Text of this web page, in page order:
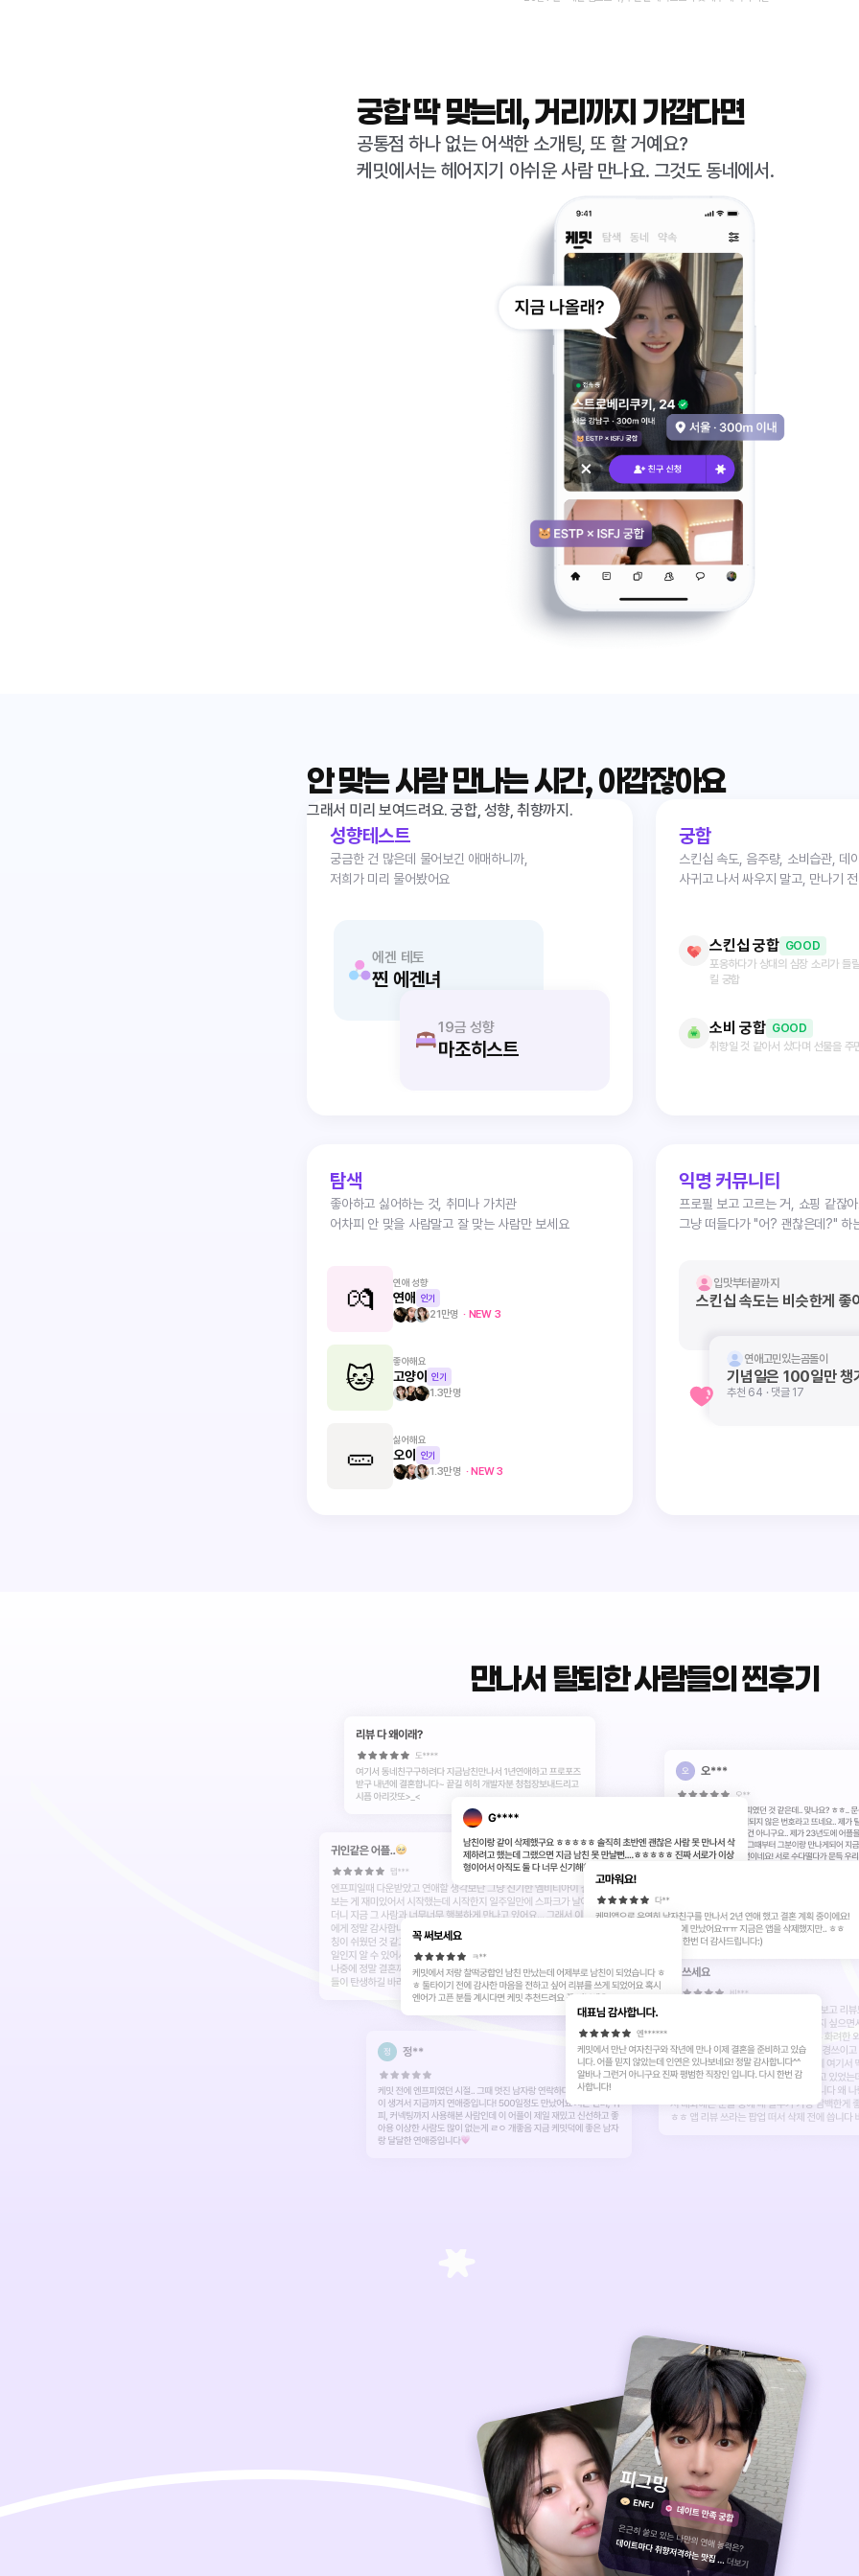
궁합 딱 맞는데, 거리까지 가깝다면
공통점 하나 없는 어색한 소개팅, 또 할 거예요?
케밋에서는 헤어지기 아쉬운 사람 만나요. 그것도 동네에서.
안 맞는 사람 만나는 시간, 아깝잖아요
그래서 미리 보여드려요. 궁합, 성향, 취향까지.
성향테스트
궁금한 건 많은데 물어보긴 애매하니까,
저희가 미리 물어봤어요
에겐 테토
찐 에겐녀
19금 성향
마조히스트
궁합
스킨십 속도, 음주량, 소비습관, 데
사귀고 나서 싸우지 말고, 만나기
스킨십 궁합 GOOD
포옹하다가 상대의 심장 소리가 들
킬 궁합
소비 궁합 GOOD
취향일 것 같아서 샀다며 선물을 주
탐색
좋아하고 싫어하는 것, 취미나 가치관
어차피 안 맞을 사람말고 잘 맞는 사람만 보세요
💏 연애 성향
연애 인기
21만명 · NEW 3
🐱 좋아해요
고양이 인기
1.3만명
🥒 싫어해요
오이 인기
1.3만명 · NEW 3
익명 커뮤니티
프로필 보고 고르는 거, 쇼핑 같잖
그냥 떠들다가 "어? 괜찮은데?" 하
입맛부터끝까지
스킨십 속도는 비슷한게 좋
연애고민있는곰돌이
기념일은 100일만 챙
추천 64 · 댓글 17
만나서 탈퇴한 사람들의 찐후기